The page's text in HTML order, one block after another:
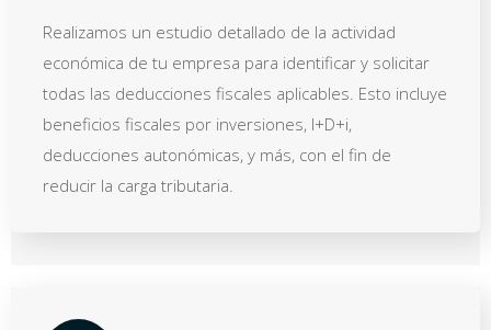
Realizamos un estudio detallado de la actividad
económica de tu empresa para identificar y solicitar
todas las deducciones fiscales aplicables. Esto incluye
beneficios fiscales por inversiones, I+D+i,
deducciones autonómicas, y más, con el fin de
reducir la carga tributaria.